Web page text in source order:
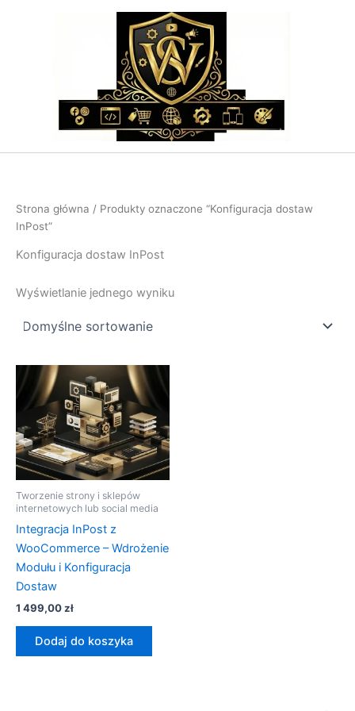
Strona główna / Produkty oznaczone “Konfiguracja dostaw
InPost”
Konfiguracja dostaw InPost
Wyświetlanie jednego wyniku
Tworzenie strony i sklepów
internetowych lub social media
Integracja InPost z
WooCommerce – Wdrożenie
Modułu i Konfiguracja
Dostaw
1 499,00zł
Dodaj do koszyka